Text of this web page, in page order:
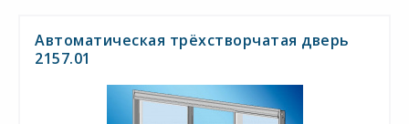
Автоматическая трёхстворчатая дверь
2157.01